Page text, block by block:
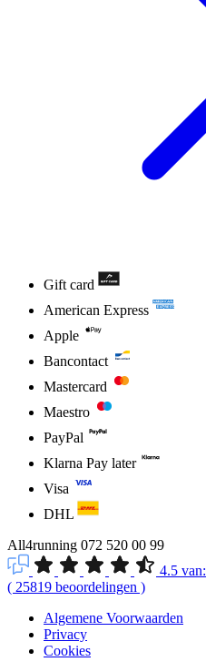
Gift card
American Express
Apple
Bancontact
Mastercard
Maestro
PayPal
Klarna Pay later
Visa
DHL
All4running 072 520 00 99
4.5 van:
( 25819 beoordelingen )
Algemene Voorwaarden
Privacy
Cookies